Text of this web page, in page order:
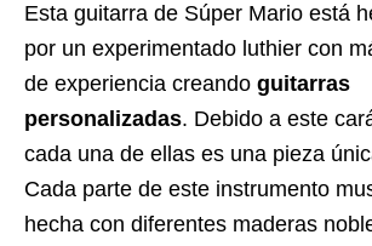
Esta guitarra de Súper Mario está
por un experimentado luthier con
de experiencia creando guitarras
personalizadas. Debido a este
cada una de ellas es una pieza
Cada parte de este instrumento
hecha con diferentes maderas